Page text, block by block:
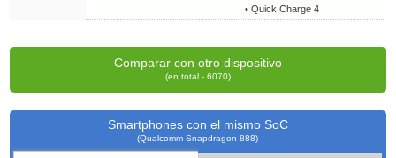
• Quick Charge 4
Comparar con otro dispositivo
(en total - 6070)
Smartphones con el mismo SoC
(Qualcomm Snapdragon 888)